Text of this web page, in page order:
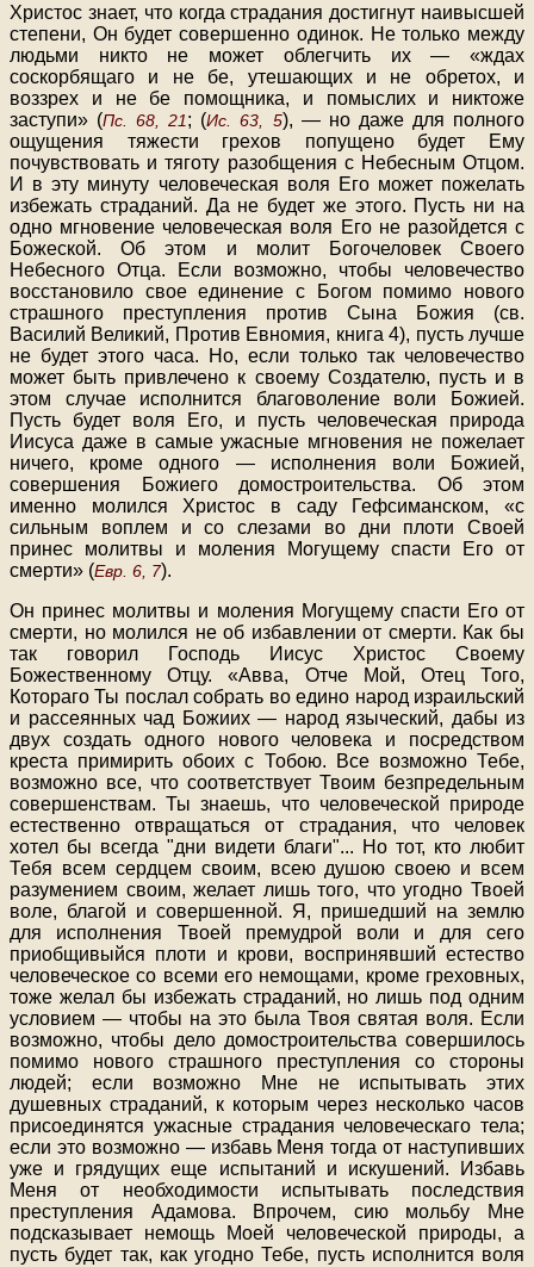
Христос знает, что когда страдания достигнут наивысшей
степени, Он будет совершенно одинок. Не только между
людьми никто не может облегчить их — «ждах
соскорбящаго и не бе, утешающих и не обретох, и
воззрех и не бе помощника, и помыслих и никтоже
заступи» (Пс. 68, 21; (Ис. 63, 5), — но даже для полного
ощущения тяжести грехов попущено будет Ему
почувствовать и тяготу разобщения с Небесным Отцом.
И в эту минуту человеческая воля Его может пожелать
избежать страданий. Да не будет же этого. Пусть ни на
одно мгновение человеческая воля Его не разойдется с
Божеской. Об этом и молит Богочеловек Своего
Небесного Отца. Если возможно, чтобы человечество
восстановило свое единение с Богом помимо нового
страшного преступления против Сына Божия (св.
Василий Великий, Против Евномия, книга 4), пусть лучше
не будет этого часа. Но, если только так человечество
может быть привлечено к своему Создателю, пусть и в
этом случае исполнится благоволение воли Божией.
Пусть будет воля Его, и пусть человеческая природа
Иисуса даже в самые ужасные мгновения не пожелает
ничего, кроме одного — исполнения воли Божией,
совершения Божиего домостроительства. Об этом
именно молился Христос в саду Гефсиманском, «с
сильным воплем и со слезами во дни плоти Своей
принес молитвы и моления Могущему спасти Его от
смерти» (Евр. 6, 7).
Он принес молитвы и моления Могущему спасти Его от
смерти, но молился не об избавлении от смерти. Как бы
так говорил Господь Иисус Христос Своему
Божественному Отцу. «Авва, Отче Мой, Отец Того,
Котораго Ты послал собрать во едино народ израильский
и рассеянных чад Божиих — народ языческий, дабы из
двух создать одного нового человека и посредством
креста примирить обоих с Тобою. Все возможно Тебе,
возможно все, что соответствует Твоим безпредельным
совершенствам. Ты знаешь, что человеческой природе
естественно отвращаться от страдания, что человек
хотел бы всегда "дни видети благи"... Но тот, кто любит
Тебя всем сердцем своим, всею душою своею и всем
разумением своим, желает лишь того, что угодно Твоей
воле, благой и совершенной. Я, пришедший на землю
для исполнения Твоей премудрой воли и для сего
приобщивыйся плоти и крови, воспринявший естество
человеческое со всеми его немощами, кроме греховных,
тоже желал бы избежать страданий, но лишь под одним
условием — чтобы на это была Твоя святая воля. Если
возможно, чтобы дело домостроительства совершилось
помимо нового страшного преступления со стороны
людей; если возможно Мне не испытывать этих
душевных страданий, к которым через несколько часов
присоединятся ужасные страдания человеческаго тела;
если это возможно — избавь Меня тогда от наступивших
уже и грядущих еще испытаний и искушений. Избавь
Меня от необходимости испытывать последствия
преступления Адамова. Впрочем, сию мольбу Мне
подсказывает немощь Моей человеческой природы, а
пусть будет так, как угодно Тебе, пусть исполнится воля